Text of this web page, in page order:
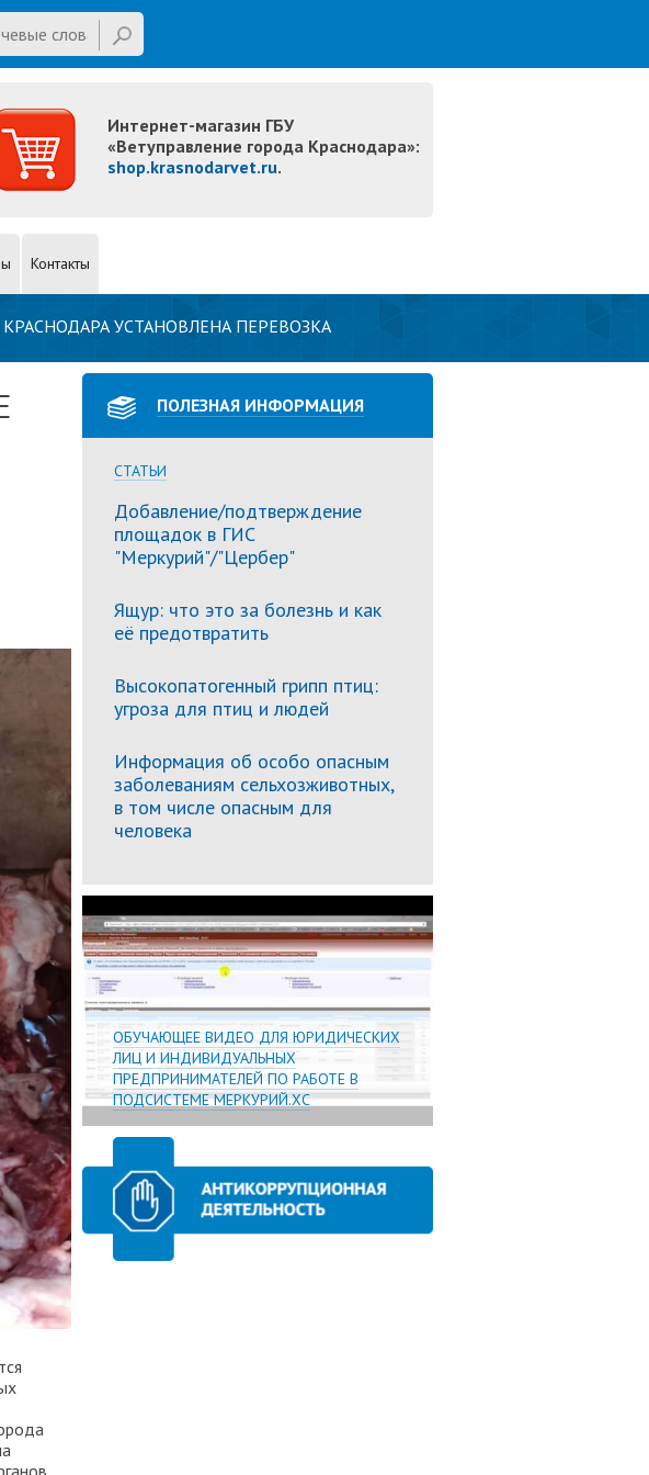
слова для
Интернет-магазин ГБУ
«Ветуправление города Краснодара»:
shop.krasnodarvet.ru.
Контакты
УСТАНОВЛЕНА ПЕРЕВОЗКА
ДОКУМЕНТОВ!!
ПОЛЕЗНАЯ ИНФОРМАЦИЯ
СТАТЬИ
Добавление/подтверждение
площадок в ГИС
"Меркурий"/"Цербер"
Ящур: что это за болезнь и как
её предотвратить
Высокопатогенный грипп птиц:
угроза для птиц и людей
Информация об особо опасным
заболеваниям сельхозживотных,
в том числе опасным для
человека
ОБУЧАЮЩЕЕ ВИДЕО ДЛЯ ЮРИДИЧЕСКИХ
ЛИЦ И ИНДИВИДУАЛЬНЫХ
ПРЕДПРИНИМАТЕЛЕЙ ПО РАБОТЕ В
ПОДСИСТЕМЕ МЕРКУРИЙ.ХС